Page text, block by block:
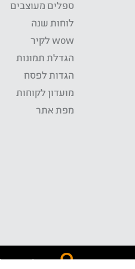
ספלים מעוצבים
לוחות שנה
wow לקיר
הגדלת תמונות
הגדות לפסח
מועדון לקוחות
מפת אתר
התשלום באתר WOW מאובטח בטכנולוגית SSL